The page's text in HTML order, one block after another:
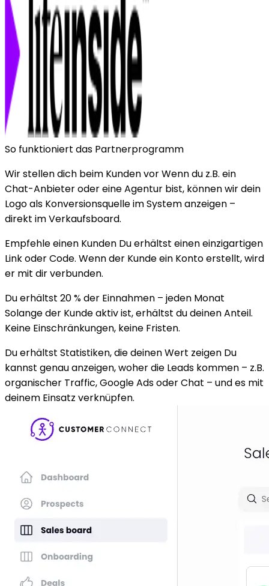
So funktioniert das Partnerprogramm
Wir stellen dich beim Kunden vorWenn du z.B. ein
Chat-Anbieter oder eine Agentur bist, können wir dein
Logo als Konversionsquelle im System anzeigen –
direkt im Verkaufsboard.
Empfehle einen Kunden Du erhältst einen einzigartigen
Link oder Code. Wenn der Kunde ein Konto erstellt, wird
er mit dir verbunden.
Du erhältst 20 % der Einnahmen – jeden Monat
Solange der Kunde aktiv ist, erhältst du deinen Anteil.
Keine Einschränkungen, keine Fristen.
Du erhältst Statistiken, die deinen Wert zeigen Du
kannst genau anzeigen,woher die Leads kommen – z.B.
organischer Traffic, Google Ads oder Chat – und es mit
deinem Einsatz verknüpfen.